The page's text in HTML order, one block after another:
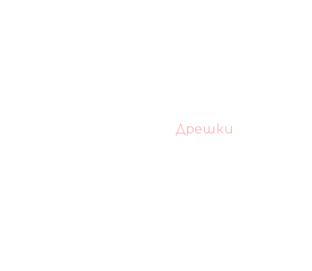
Дрешки